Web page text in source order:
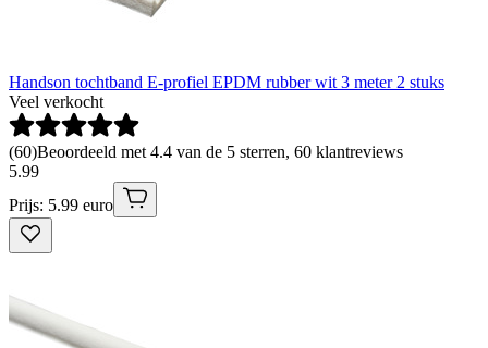
Handson tochtband E-profiel EPDM rubber wit 3 meter 2 stuks
Veel verkocht
(60)Beoordeeld met 4.4 van de 5 sterren, 60 klantreviews
5.99
Prijs: 5.99 euro